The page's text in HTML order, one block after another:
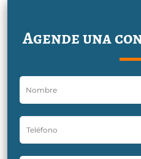
Agende una